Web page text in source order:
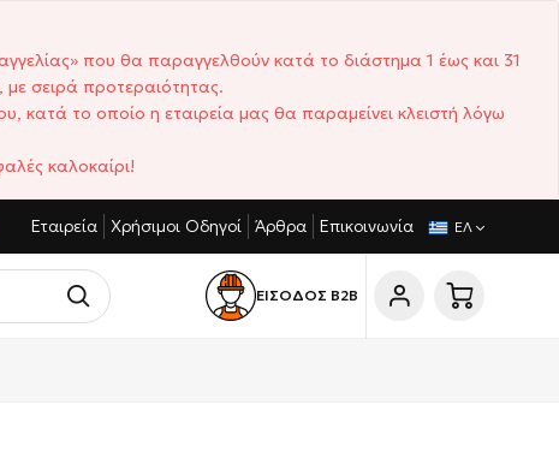
που θα παραγγελθούν κατά το διάστημα 1 έως και 31
σειρά προτεραιότητας.
κατά το οποίο η εταιρεία μας θα παραμείνει κλειστή λόγω
καλοκαίρι!
ΤΙΜΈΣ ΣΎΝΤΟΜΟΙ ΧΡΌΝΟΙ ΠΑΡΆΔΟΣΗΣ
Εταιρεία Χρήσιμοι Οδηγοί Άρθρα Επικοινωνία ΕΛ
ΕΙΣΟΔΟΣ Β2Β